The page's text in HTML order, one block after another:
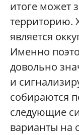
итоге может
территорию.
является
Именно
довольно
и
собираются
следующие
варианты на